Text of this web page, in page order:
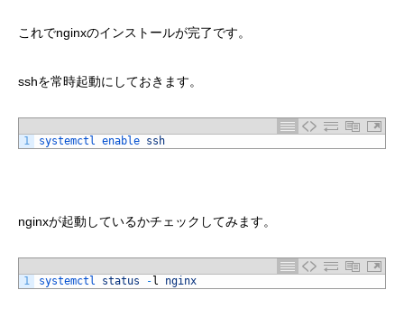
これでnginxのインストールが完了です。
sshを常時起動にしておきます。
1 systemctl enable ssh
nginxが起動しているかチェックしてみます。
1 systemctl status - l nginx